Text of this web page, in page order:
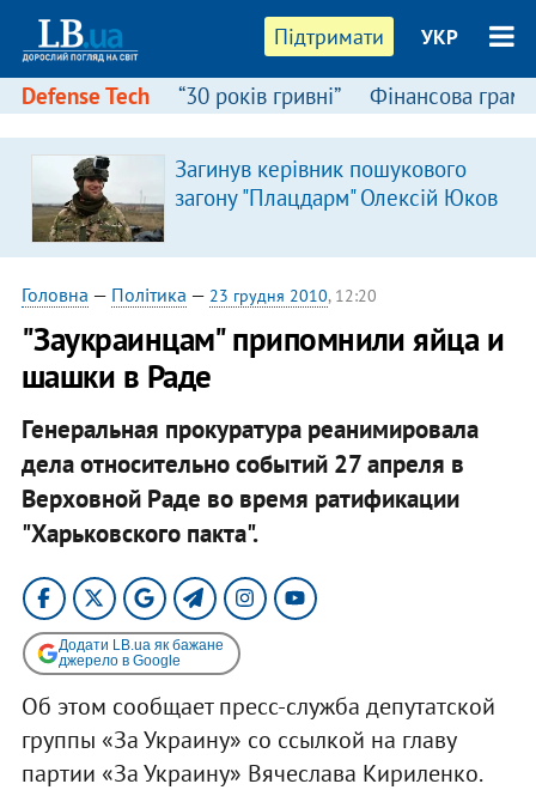
Підтримати УКР
Defense Tech “30 років гривні” Фінансова
Загинув керівник пошукового
загону "Плацдарм" Олексій Юков
Головна — Політика — 23 грудня 2010, 12:20
​"Заукраинцам" припомнили яйца и
шашки в Раде
Генеральная прокуратура реанимировала
дела относительно событий 27 апреля в
Верховной Раде во время ратификации
"Харьковского пакта".
Додати LB.ua як бажане
джерело в Google
Об этом сообщает пресс-служба депутатской
группы «За Украину» со ссылкой на главу
партии «За Украину» Вячеслава Кириленко.